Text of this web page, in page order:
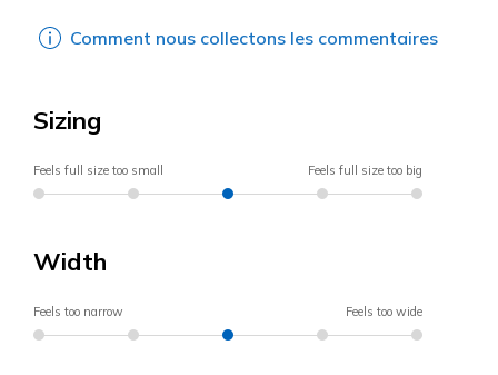
Comment nous collectons les commentaires
Sizing
Feels full size too small Feels full size too big
Width
Feels too narrow Feels too wide